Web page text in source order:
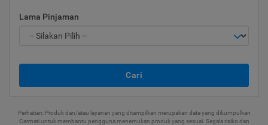
Lama Pinjaman
Cari
Perhatian: Produk dan/atau layanan yang ditampilkan merupakan data yang dikumpulkan
Cermati untuk membantu pengguna menemukan produk yang sesuai. Segala risiko dan